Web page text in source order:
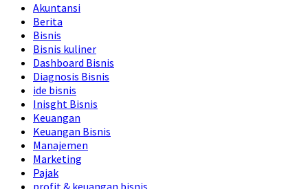
Akuntansi
Berita
Bisnis
Bisnis kuliner
Dashboard Bisnis
Diagnosis Bisnis
ide bisnis
Inisght Bisnis
Keuangan
Keuangan Bisnis
Manajemen
Marketing
Pajak